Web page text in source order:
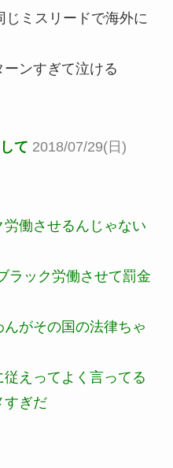
じミスリードで海外に
ンすぎて泣ける
て 2018/07/29(日)
働させるんじゃない
ラック労働させて罰金
がその国の法律ちゃ
えってよく言ってる
すぎだ